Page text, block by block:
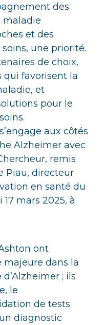
des
maladie
et des
une priorité.
de choix,
qui favorisent la
et
pour le
aux côtés
Alzheimer avec
remis
Piau, directeur
en santé du
mars 2025, à
ont
majeure dans la
; ils
le
de tests
diagnostic